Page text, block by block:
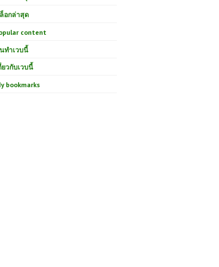
อกล่าสุด
content
ทำเวบนี้
ยวกับเวบนี้
bookmarks